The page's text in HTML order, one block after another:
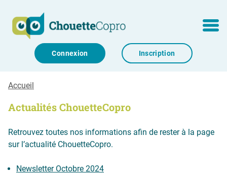
MENU
Connexion Inscription
Accueil
Actualités ChouetteCopro
Retrouvez toutes nos informations afin de rester à la page
sur l’actualité ChouetteCopro.
Newsletter Octobre 2024